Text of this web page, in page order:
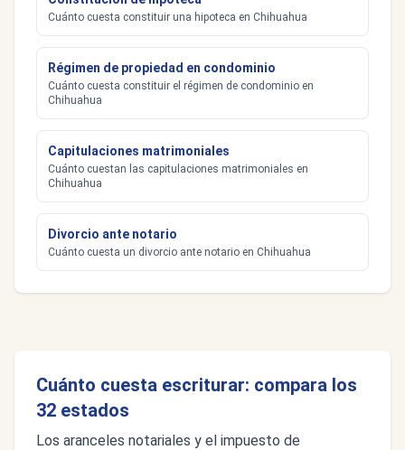
Cuánto cuesta constituir una hipoteca en Chihuahua
Régimen de propiedad en condominio
Cuánto cuesta constituir el régimen de condominio en
Chihuahua
Capitulaciones matrimoniales
Cuánto cuestan las capitulaciones matrimoniales en
Chihuahua
Divorcio ante notario
Cuánto cuesta un divorcio ante notario en Chihuahua
Cuánto cuesta escriturar: compara los
32 estados
Los aranceles notariales y el impuesto de